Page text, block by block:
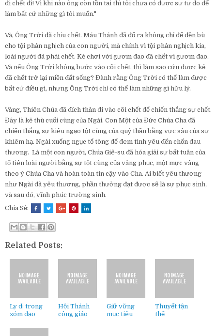
đi chết đi! Vì khi nào ông còn tồn tại thì tôi chưa có được sự tự do để
làm bất cứ những gì tôi muốn."
Và, Ông Trời đã chịu chết. Máu Thánh đã đổ ra không chỉ để đền bù
cho tội phản nghịch của con người, mà chính vì tội phản nghịch kia,
loài người đã phải chết. Kẻ chơi với gươm đao đã chết vì gươm đao.
Và nếu Ông Trời không bước vào cõi chết, thì làm sao cứu được kẻ
đã chết trở lại miền đất sống? Đành rằng Ông Trời có thể làm được
bất cứ điều gì, nhưng Ông Trời chỉ có thể làm những gì hữu lý.
Vâng, Thiên Chúa đã đích thân đi vào cõi chết để chiến thắng sự chết.
Đây là kẻ thù cuối cùng của Ngài. Con Một của Đức Chúa Cha đã
chiến thắng sự kiêu ngạo tột cùng của quỷ thần bằng vực sâu của sự
khiêm hạ. Ngài xuống ngục tổ tông để đem tình yêu đến chốn đau
thương. Là một con người, Chúa Giê-su đã hóa giải sự bất tuân của
tổ tiên loài người bằng sự tột cùng của vâng phục, một mực vâng
theo ý Chúa Cha và hoàn toàn tin cậy vào Cha. Ai biết yêu thương
như Ngài đã yêu thương, phần thưởng đạt được sẽ là sự phục sinh,
và sau đó, vĩnh phúc trường sinh.
Chia Sẻ:
Related Posts:
Ly dị trong
xóm đạo
Hội Thánh
công giáo
Giữ vững
mục tiêu
Thuyết tận
thế